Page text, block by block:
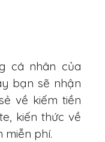
cá nhân của
bạn sẽ nhận
về kiếm tiền
kiến thức về
miễn phí.